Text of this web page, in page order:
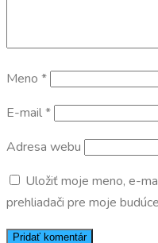
Meno *
E-mail*
Adresa webu
Uložiť moje meno, e-
prehliadači pre moje